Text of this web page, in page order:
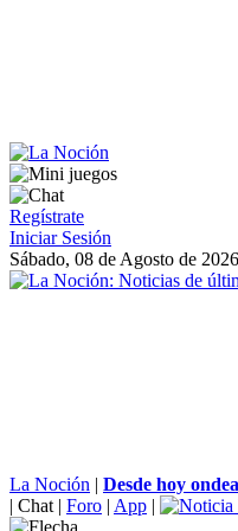
Regístrate
Iniciar Sesión
Sábado, 08 de Agosto de
La Noción | Desde hoy
| Chat | Foro | App |